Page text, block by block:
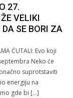
27.
VELIKI
DA SE BORI ZA
ĆUTALI: Evo koji
Neko će
suprotstaviti
energiju na
gde bi […]